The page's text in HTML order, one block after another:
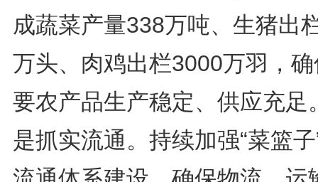
成蔬菜产量338万吨、生猪出
万头、肉鸡出栏3000万羽，
要农产品生产稳定、供应充足
是抓实流通。持续加强“菜篮